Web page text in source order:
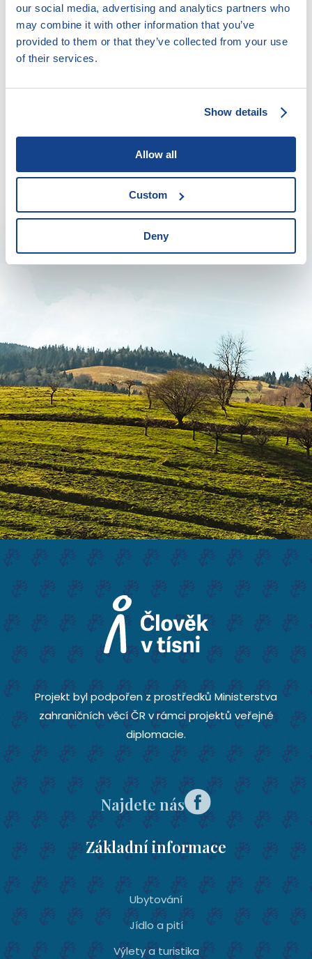
our social media, advertising and analytics partners who
may combine it with other information that you’ve
provided to them or that they’ve collected from your use
of their services.
Show details
Allow all
Custom
Deny
Projekt byl podpořen z prostředků Ministerstva
zahraničních věcí ČR v rámci projektů veřejné
diplomacie.
Najdete nás
Základní informace
Ubytování­
Jídlo a pití
Výlety a turistika